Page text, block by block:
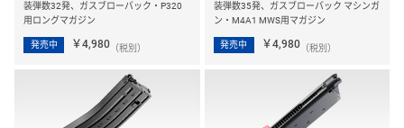
装弾数32発、ガスブローバック・P320
用ロングマガジン
発売中 ￥4,980 （税別）
装弾数35発、ガスブローバック マシンガ
ン・M4A1 MWS用マガジン
発売中 ￥4,980（税別）